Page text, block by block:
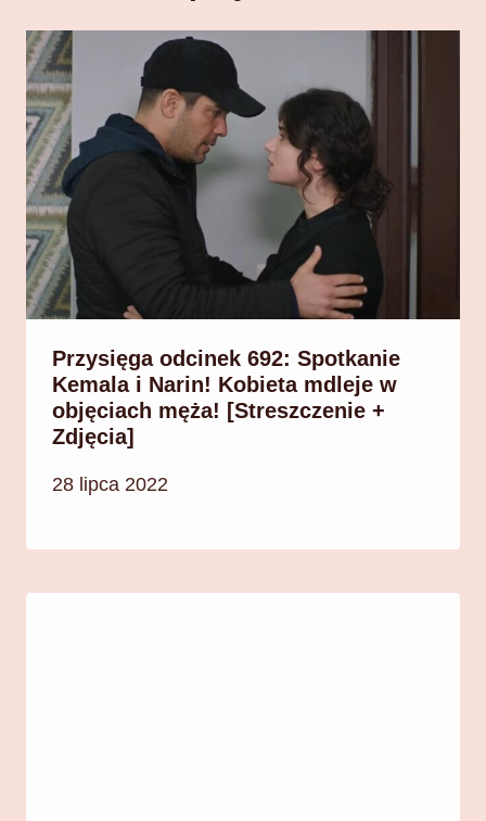
Przysięga odcinek 692: Spotkanie
Kemala i Narin! Kobieta mdleje w
objęciach męża! [Streszczenie +
Zdjęcia]
28 lipca 2022